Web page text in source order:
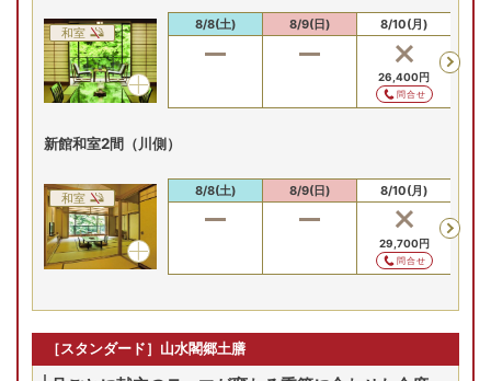
和室
8/8(土) 8/9(日) 8/10(月)
26,400円
問合せ
新館和室2間（川側）
和室
8/8(土) 8/9(日) 8/10(月)
29,700円
問合せ
［スタンダード］山水閣郷土膳